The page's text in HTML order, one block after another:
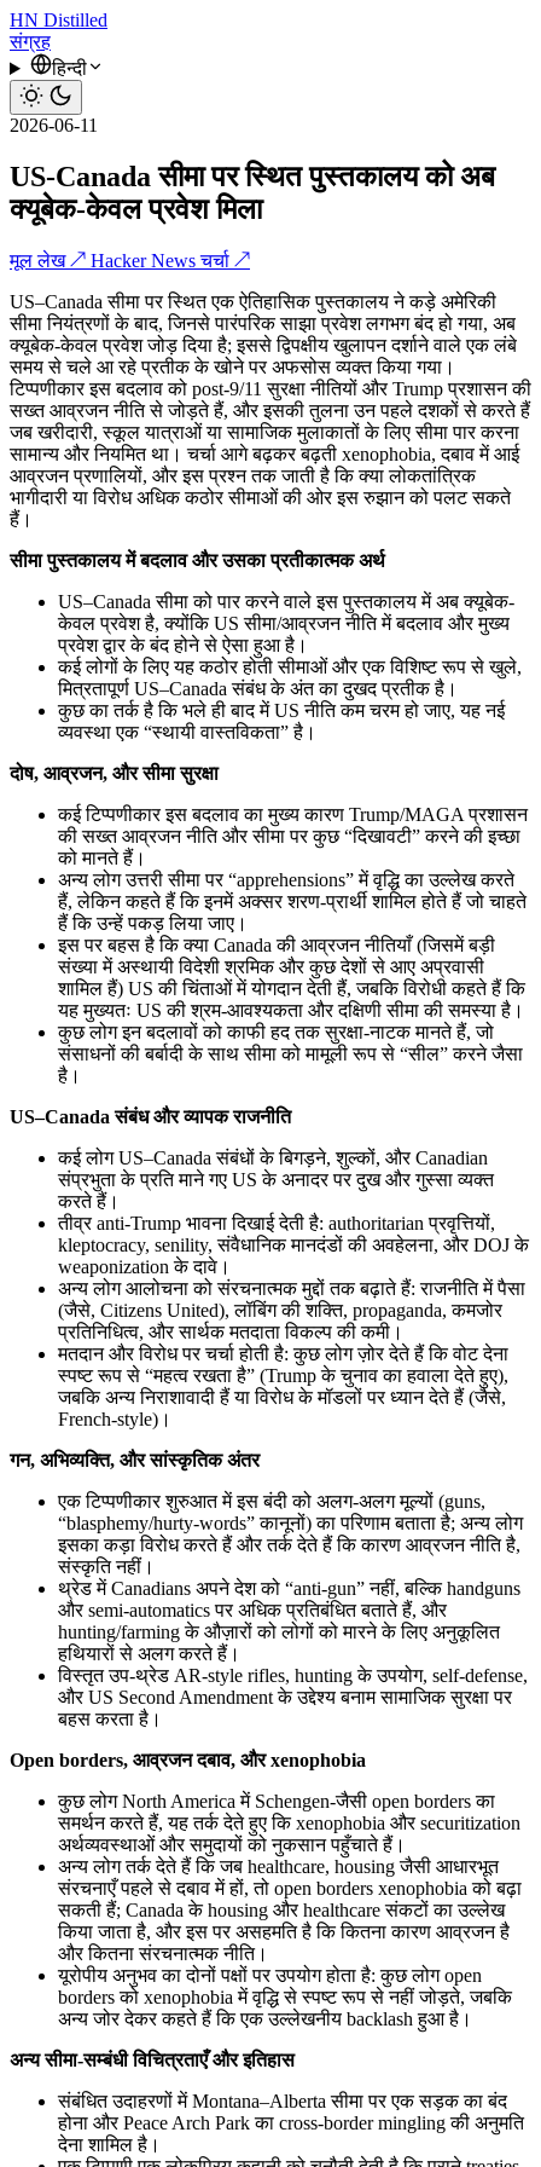
HN Distilled
संग्रह
हिन्दी
2026-06-11
US-Canada सीमा पर स्थित पुस्तकालय को अब
क्यूबेक-केवल प्रवेश मिला
मूल लेख ↗ Hacker News चर्चा ↗
US–Canada सीमा पर स्थित एक ऐतिहासिक पुस्तकालय ने कड़े अमेरिकी
सीमा नियंत्रणों के बाद, जिनसे पारंपरिक साझा प्रवेश लगभग बंद हो गया, अब
क्यूबेक-केवल प्रवेश जोड़ दिया है; इससे द्विपक्षीय खुलापन दर्शाने वाले एक लंबे
समय से चले आ रहे प्रतीक के खोने पर अफसोस व्यक्त किया गया।
टिप्पणीकार इस बदलाव को post‑9/11 सुरक्षा नीतियों और Trump प्रशासन की
सख्त आव्रजन नीति से जोड़ते हैं, और इसकी तुलना उन पहले दशकों से करते हैं
जब खरीदारी, स्कूल यात्राओं या सामाजिक मुलाकातों के लिए सीमा पार करना
सामान्य और नियमित था। चर्चा आगे बढ़कर बढ़ती xenophobia, दबाव में आई
आव्रजन प्रणालियों, और इस प्रश्न तक जाती है कि क्या लोकतांत्रिक
भागीदारी या विरोध अधिक कठोर सीमाओं की ओर इस रुझान को पलट सकते
हैं।
सीमा पुस्तकालय में बदलाव और उसका प्रतीकात्मक अर्थ
US–Canada सीमा को पार करने वाले इस पुस्तकालय में अब क्यूबेक-
केवल प्रवेश है, क्योंकि US सीमा/आव्रजन नीति में बदलाव और मुख्य
प्रवेश द्वार के बंद होने से ऐसा हुआ है।
कई लोगों के लिए यह कठोर होती सीमाओं और एक विशिष्ट रूप से खुले,
मित्रतापूर्ण US–Canada संबंध के अंत का दुखद प्रतीक है।
कुछ का तर्क है कि भले ही बाद में US नीति कम चरम हो जाए, यह नई
व्यवस्था एक “स्थायी वास्तविकता” है।
दोष, आव्रजन, और सीमा सुरक्षा
कई टिप्पणीकार इस बदलाव का मुख्य कारण Trump/MAGA प्रशासन
की सख्त आव्रजन नीति और सीमा पर कुछ “दिखावटी” करने की इच्छा
को मानते हैं।
अन्य लोग उत्तरी सीमा पर “apprehensions” में वृद्धि का उल्लेख करते
हैं, लेकिन कहते हैं कि इनमें अक्सर शरण-प्रार्थी शामिल होते हैं जो चाहते
हैं कि उन्हें पकड़ लिया जाए।
इस पर बहस है कि क्या Canada की आव्रजन नीतियाँ (जिसमें बड़ी
संख्या में अस्थायी विदेशी श्रमिक और कुछ देशों से आए अप्रवासी
शामिल हैं) US की चिंताओं में योगदान देती हैं, जबकि विरोधी कहते हैं कि
यह मुख्यतः US की श्रम-आवश्यकता और दक्षिणी सीमा की समस्या है।
कुछ लोग इन बदलावों को काफी हद तक सुरक्षा-नाटक मानते हैं, जो
संसाधनों की बर्बादी के साथ सीमा को मामूली रूप से “सील” करने जैसा
है।
US–Canada संबंध और व्यापक राजनीति
कई लोग US–Canada संबंधों के बिगड़ने, शुल्कों, और Canadian
संप्रभुता के प्रति माने गए US के अनादर पर दुख और गुस्सा व्यक्त
करते हैं।
तीव्र anti-Trump भावना दिखाई देती है: authoritarian प्रवृत्तियों,
kleptocracy, senility, संवैधानिक मानदंडों की अवहेलना, और DOJ के
weaponization के दावे।
अन्य लोग आलोचना को संरचनात्मक मुद्दों तक बढ़ाते हैं: राजनीति में पैसा
(जैसे, Citizens United), लॉबिंग की शक्ति, propaganda, कमजोर
प्रतिनिधित्व, और सार्थक मतदाता विकल्प की कमी।
मतदान और विरोध पर चर्चा होती है: कुछ लोग ज़ोर देते हैं कि वोट देना
स्पष्ट रूप से “महत्व रखता है” (Trump के चुनाव का हवाला देते हुए),
जबकि अन्य निराशावादी हैं या विरोध के मॉडलों पर ध्यान देते हैं (जैसे,
French-style)।
गन, अभिव्यक्ति, और सांस्कृतिक अंतर
एक टिप्पणीकार शुरुआत में इस बंदी को अलग-अलग मूल्यों (guns,
“blasphemy/hurty-words” कानूनों) का परिणाम बताता है; अन्य लोग
इसका कड़ा विरोध करते हैं और तर्क देते हैं कि कारण आव्रजन नीति है,
संस्कृति नहीं।
थ्रेड में Canadians अपने देश को “anti-gun” नहीं, बल्कि handguns
और semi-automatics पर अधिक प्रतिबंधित बताते हैं, और
hunting/farming के औज़ारों को लोगों को मारने के लिए अनुकूलित
हथियारों से अलग करते हैं।
विस्तृत उप-थ्रेड AR-style rifles, hunting के उपयोग, self-defense,
और US Second Amendment के उद्देश्य बनाम सामाजिक सुरक्षा पर
बहस करता है।
Open borders, आव्रजन दबाव, और xenophobia
कुछ लोग North America में Schengen-जैसी open borders का
समर्थन करते हैं, यह तर्क देते हुए कि xenophobia और securitization
अर्थव्यवस्थाओं और समुदायों को नुकसान पहुँचाते हैं।
अन्य लोग तर्क देते हैं कि जब healthcare, housing जैसी आधारभूत
संरचनाएँ पहले से दबाव में हों, तो open borders xenophobia को बढ़ा
सकती हैं; Canada के housing और healthcare संकटों का उल्लेख
किया जाता है, और इस पर असहमति है कि कितना कारण आव्रजन है
और कितना संरचनात्मक नीति।
यूरोपीय अनुभव का दोनों पक्षों पर उपयोग होता है: कुछ लोग open
borders को xenophobia में वृद्धि से स्पष्ट रूप से नहीं जोड़ते, जबकि
अन्य जोर देकर कहते हैं कि एक उल्लेखनीय backlash हुआ है।
अन्य सीमा-सम्बंधी विचित्रताएँ और इतिहास
संबंधित उदाहरणों में Montana–Alberta सीमा पर एक सड़क का बंद
होना और Peace Arch Park का cross-border mingling की अनुमति
देना शामिल है।